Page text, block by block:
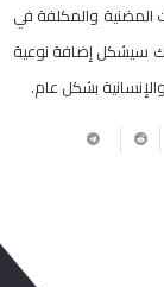
المضنية والمكلفة في
سيشكل إضافة نوعية
بشكل عام.